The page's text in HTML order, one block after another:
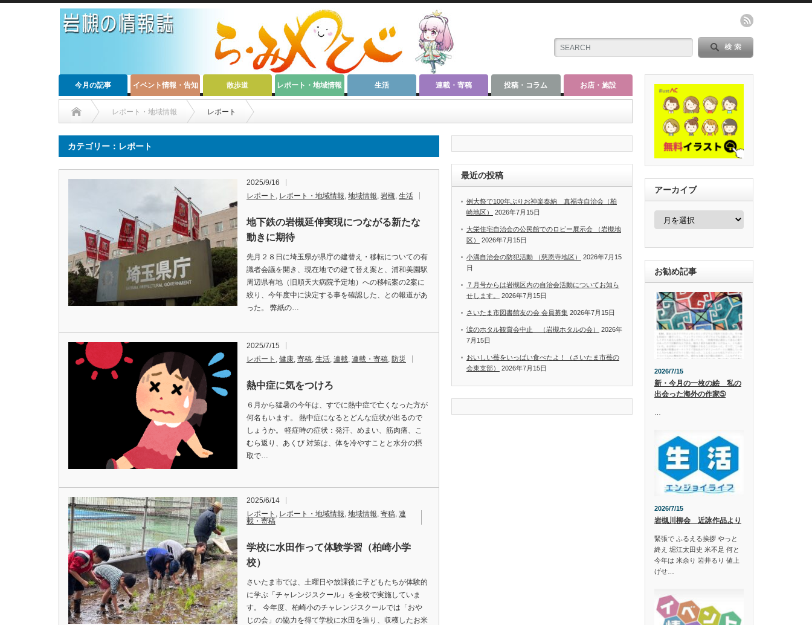
今月の記事 イベント情報・告知 散歩道 レポート・地域情報 生活 連載・寄稿 投稿・コラム お店・施設
レポート・地域情報 レポート
カテゴリー：レポート
2025/9/16
レポート , レポート・地域情報, 地域情報, 岩槻, 生活
地下鉄の岩槻延伸実現につながる新たな
動きに期待
先月２８日に埼玉県が県庁の建替え・移転についての有
識者会議を開き、現在地での建て替え案と、浦和美園駅
周辺県有地（旧順天大病院予定地）への移転案の2案に
絞り、今年度中に決定する事を確認した、との報道があ
った。 弊紙の…
2025/7/15
レポート , 健康, 寄稿, 生活, 連載, 連載・寄稿, 防災
熱中症に気をつけろ
６月から猛暑の今年は、すでに熱中症で亡くなった方が
何名もいます。 熱中症になるとどんな症状が出るので
しょうか。 軽症時の症状：発汗、めまい、筋肉痛、こ
むら返り、あくび 対策は、体を冷やすことと水分の摂
取で…
2025/6/14
レポート , レポート・地域情報, 地域情報, 寄稿, 連
載・寄稿
学校に水田作って体験学習（柏崎小学
校）
さいたま市では、土曜日や放課後に子どもたちが体験的
に学ぶ「チャレンジスクール」を全校で実施していま
す。 今年度、柏崎小のチャレンジスクールでは「おや
じの会」の協力を得て学校に水田を造り、収穫したお米
最近の投稿
例大祭で100年ぶりお神楽奉納 真福寺自治会（柏
崎地区）
2026年7月15日
大栄住宅自治会の公民館でのロビー展示会 （岩槻地
区）
2026年7月15日
小溝自治会の防犯活動 （慈恩寺地区）
2026年7月15
日
７月号からは岩槻区内の自治会活動についてお知ら
せします。
2026年7月15日
さいたま市図書館友の会 会員募集 2026年7月15日
涙のホタル観賞会中止 （岩槻ホタルの会）
2026年
7月15日
おいしい苺をいっぱい食べたよ！（さいたま市苺の
会東支部）
2026年7月15日
アーカイブ
お勧め記事
2026/7/15
新・今月の一枚の絵 私の
出会った海外の作家➄
2026/7/15
岩槻川柳会 近詠作品より
緊張で ふるえる挨拶 やっと
終え 堀江太田史 米不足 何と
今年は 米余り 岩井るり 値上
げせ…